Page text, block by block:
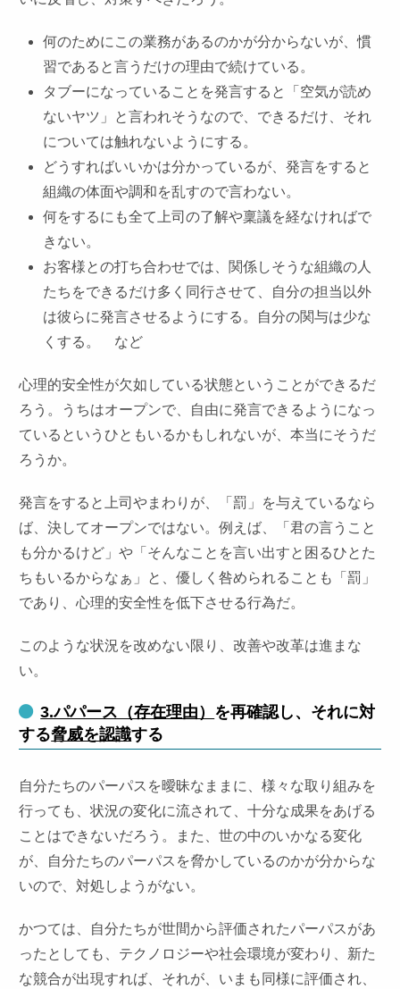
何のためにこの業務があるのかが分からないが、慣
習であると言うだけの理由で続けている。
タブーになっていることを発言すると「空気が読め
ないヤツ」と言われそうなので、できるだけ、それ
については触れないようにする。
どうすればいいかは分かっているが、発言をすると
組織の体面や調和を乱すので言わない。
何をするにも全て上司の了解や稟議を経なければで
きない。
お客様との打ち合わせでは、関係しそうな組織の人
たちをできるだけ多く同行させて、自分の担当以外
は彼らに発言させるようにする。自分の関与は少な
くする。 など
心理的安全性が欠如している状態ということができるだ
ろう。うちはオープンで、自由に発言できるようになっ
ているというひともいるかもしれないが、本当にそうだ
ろうか。
発言をすると上司やまわりが、「罰」を与えているなら
ば、決してオープンではない。例えば、「君の言うこと
も分かるけど」や「そんなことを言い出すと困るひとた
ちもいるからなぁ」と、優しく咎められることも「罰」
であり、心理的安全性を低下させる行為だ。
このような状況を改めない限り、改善や改革は進まな
い。
3.パパース（存在理由） を再確認し、それに対
する脅威を認識する
自分たちのパーパスを曖昧なままに、様々な取り組みを
行っても、状況の変化に流されて、十分な成果をあげる
ことはできないだろう。また、世の中のいかなる変化
が、自分たちのパーパスを脅かしているのかが分からな
いので、対処しようがない。
かつては、自分たちが世間から評価されたパーパスがあ
ったとしても、テクノロジーや社会環境が変わり、新た
な競合が出現すれば、それが、いまも同様に評価され、